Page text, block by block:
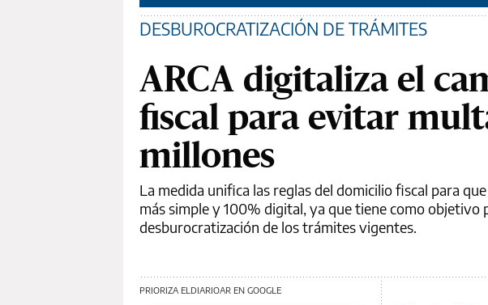
DESBUROCRATIZACIÓN DE TRÁMITES
ARCA digitaliza el
fiscal para evitar
millones
La medida unifica las reglas del domicilio fiscal para
más simple y 100% digital, ya que tiene como
desburocratización de los trámites vigentes.
PRIORIZA ELDIARIOAR EN GOOGLE